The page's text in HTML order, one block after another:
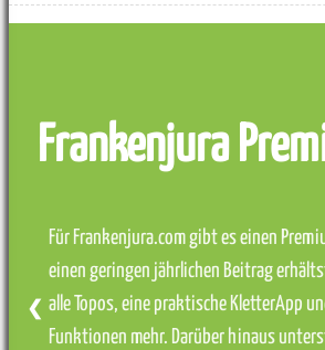
Frankenjura
Für Frankenjura.com gibt es einen
einen geringen jährlichen Beitrag
alle Topos, eine praktische KletterApp
Funktionen mehr. Darüber hinaus
❮